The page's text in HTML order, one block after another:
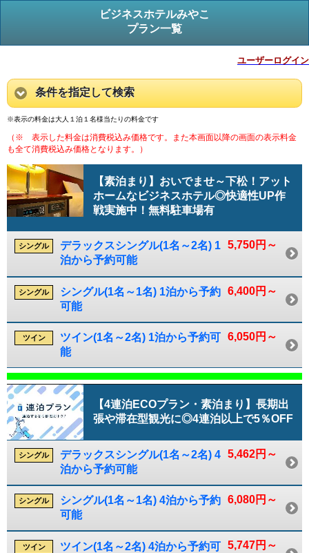
ビジネスホテルみやこ
プラン一覧
ユーザーログイン
条件を指定して検索
※表示の料金は大人１泊１名様当たりの料金です
（※ 表示した料金は消費税込み価格です。また本画面以降の画面の表示料金
も全て消費税込み価格となります。）
【素泊まり】おいでませ～下松！アット
ホームなビジネスホテル◎快適性UP作
戦実施中！無料駐車場有
5,750円～
シングル
デラックスシングル(1名～2名) 1
泊から予約可能
6,400円～
シングル
シングル(1名～1名) 1泊から予約
可能
6,050円～
ツイン
ツイン(1名～2名) 1泊から予約可
能
【4連泊ECOプラン・素泊まり】長期出
張や滞在型観光に◎4連泊以上で5％OFF
5,462円～
シングル
デラックスシングル(1名～2名) 4
泊から予約可能
6,080円～
シングル
シングル(1名～1名) 4泊から予約
可能
5,747円～
ツイン
ツイン(1名～2名) 4泊から予約可